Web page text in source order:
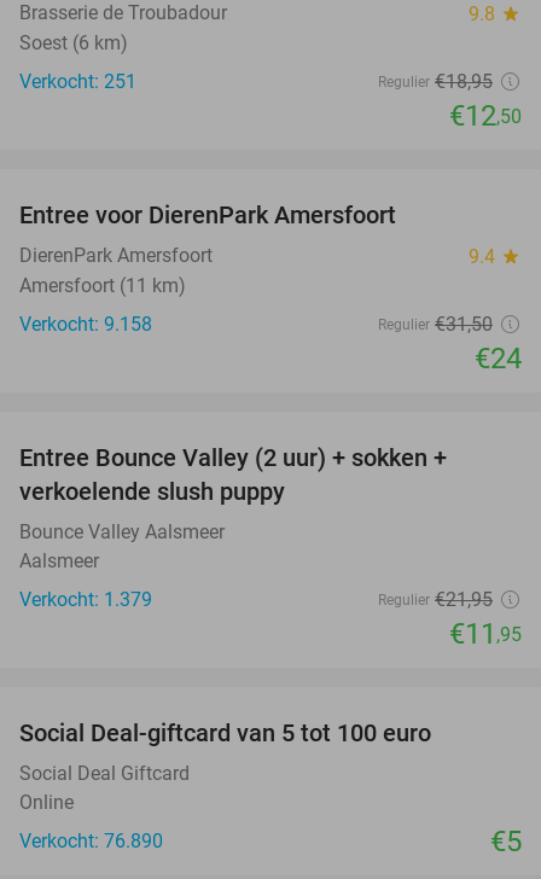
Brasserie de Troubadour 9.8 star
Soest (6 km)
Verkocht: 251
Regulier €18,95
€12,50
Entree voor DierenPark Amersfoort
DierenPark Amersfoort 9.4 star
Amersfoort (11 km)
Verkocht: 9.158
Regulier €31,50
€24
Entree Bounce Valley (2 uur) + sokken +
verkoelende slush puppy
Bounce Valley Aalsmeer
Aalsmeer
Verkocht: 1.379
Regulier €21,95
€11 ,95
Social Deal-giftcard van 5 tot 100 euro
Social Deal Giftcard
Online
Verkocht: 76.890
€5